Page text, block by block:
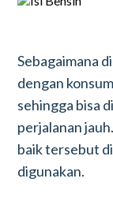
Sebagaimana
dengan
sehingga bisa
perjalanan
baik tersebut
digunakan.